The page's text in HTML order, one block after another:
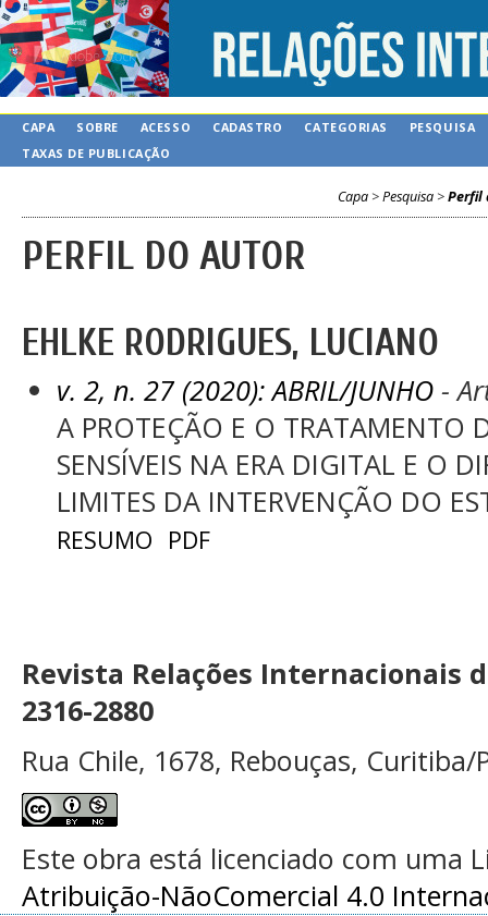
CAPA SOBRE ACESSO CADASTRO CATEGORIAS
PESQUISA
TAXAS DE PUBLICAÇÃO
Capa >Pesquisa >Perfil
PERFIL DO AUTOR
EHLKE RODRIGUES, LUCIANO
v. 2, n. 27 (2020): ABRIL/JUNHO-
A PROTEÇÃO E O TRATAMENTO
SENSÍVEIS NA ERA DIGITAL E O
LIMITES DA INTERVENÇÃO DO
RESUMO PDF
Revista Relações Internacionais
2316-2880
Rua Chile, 1678, Rebouças, Curitiba/
Este obra está licenciado com uma
Atribuição-NãoComercial 4.0